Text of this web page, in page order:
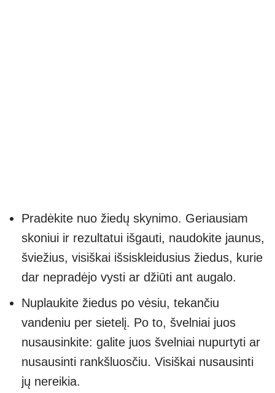
Pradėkite nuo žiedų skynimo. Geriausiam
skoniui ir rezultatui išgauti, naudokite jaunus,
šviežius, visiškai išsiskleidusius žiedus, kurie
dar nepradėjo vysti ar džiūti ant augalo.
Nuplaukite žiedus po vėsiu, tekančiu
vandeniu per sietelį. Po to, švelniai juos
nusausinkite: galite juos švelniai nupurtyti ar
nusausinti rankšluosčiu. Visiškai nusausinti
jų nereikia.